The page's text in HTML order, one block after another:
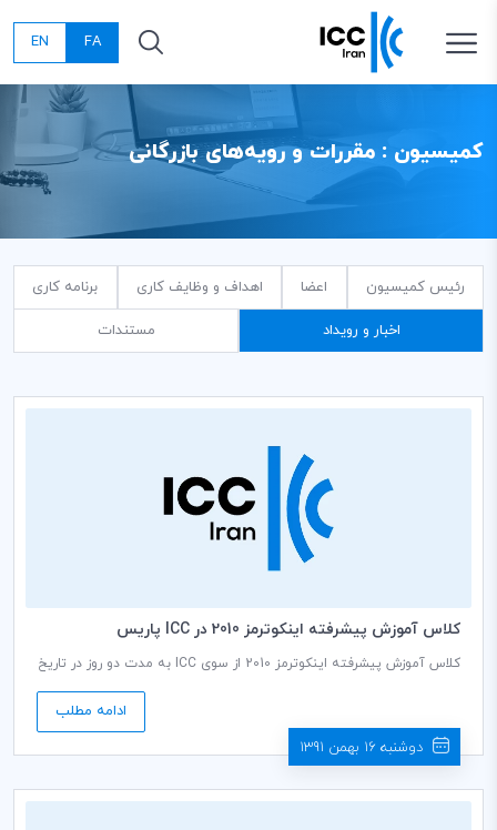
FA
EN
کمیسیون : مقررات و رویه‌های بازرگانی
رئیس کمیسیون اعضا اهداف و وظایف کاری برنامه کاری
اخبار و رویداد مستندات
كلاس آموزش پيشرفته اينكوترمز 2010 در ICC پاريس
کلاس آموزش پیشرفته اینکوترمز 2010 از سوی ICC به مدت دو روز در تاریخ
ادامه مطلب
دوشنبه 16 بهمن 1391